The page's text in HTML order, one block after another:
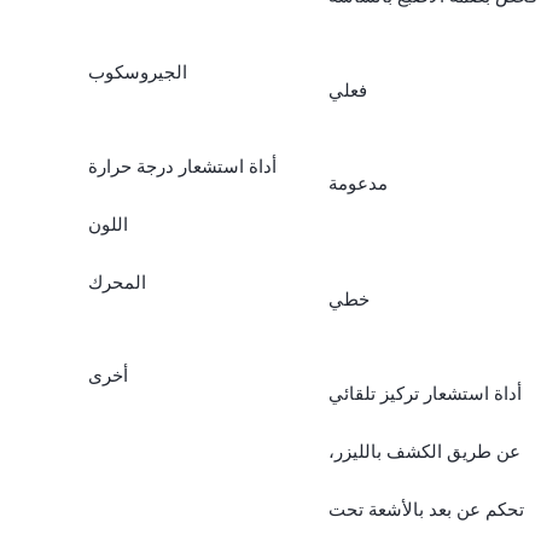
الجيروسكوب
فعلي
أداة استشعار درجة حرارة
اللون
مدعومة
المحرك
خطي
أخرى
أداة استشعار تركيز تلقائي
عن طريق الكشف بالليزر،
تحكم عن بعد بالأشعة تحت